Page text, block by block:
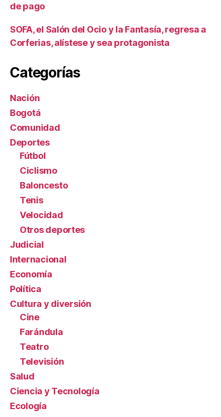
de pago
SOFA, el Salón del Ocio y la Fantasía, regresa a
Corferias, alístese y sea protagonista
Categorías
Nación
Bogotá
Comunidad
Deportes
Fútbol
Ciclismo
Baloncesto
Tenis
Velocidad
Otros deportes
Judicial
Internacional
Economía
Política
Cultura y diversión
Cine
Farándula
Teatro
Televisión
Salud
Ciencia y Tecnología
Ecología